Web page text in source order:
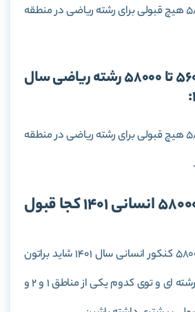
در بازه 56000 تا 58000 هیچ قبولی برای رشته ریاضی در منطقه
قبولی با رتبه 56000 تا 58000 رشته ریاضی سال
در بازه 56000 تا 58000 هیچ قبولی برای رشته ریاضی در منطقه
با رتبه 56000-58000 انسانی 1401 کجا قبول
با رتبه ی 56000 تا 58000 کنکور انسانی سال 1401 شاید براتون
سوال باشه که تو چه رشته ای و توی کدوم یکی از مناطق 1 و 2 و